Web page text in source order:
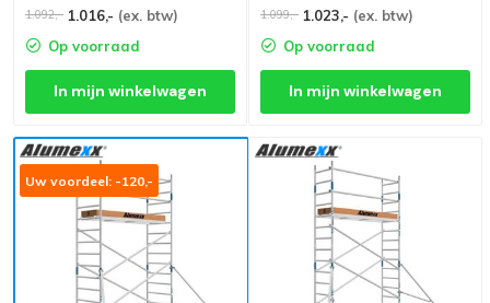
1.092,- 1.016,- (ex. btw)
Op voorraad
In mijn winkelwagen
1.099,- 1.023,- (ex. btw)
Op voorraad
In mijn winkelwagen
Uw voordeel: -120,-